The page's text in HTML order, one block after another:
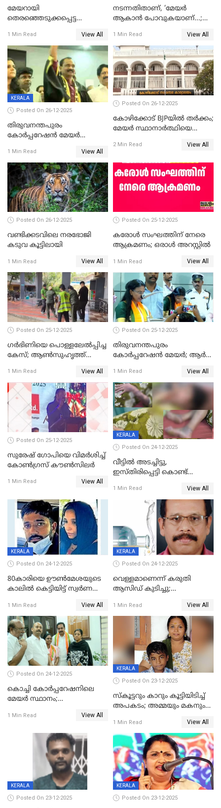
മേയറായി
തെരഞ്ഞെടുക്കപ്പെട്ട
ആദ്യ വോട്ട് അസാധു; കണ്ണൂർ
ഡെപ്യൂട്ടി മേയർ സ്ഥാനത്ത്
താഹിറിന് വിജയം
1 Min Read View All
നടന്നതിതാണ്, ‘മേയർ
ആകാൻ പോവുകയാണ്...;
മുഖ്യമന്ത്രിയുടെ ഓഫീസ്
തന്നെ വിശദീകരിയ്ക്കുന്നു;
സത്യമിതാണ്
1 Min Read View All
KERALA
Posted On 26-12-2025
തിരുവനന്തപുരം
കോര്‍പ്പറേഷന്‍ മേയര്‍
ഹൈക്കോടതിയിലേക്ക്;
സത്യപ്രതിജ്ഞ ചടങ്ങില്‍
ചട്ടലംഘനമെന്ന് പാർട്ടി
1 Min Read View All
Posted On 26-12-2025
കോഴിക്കോട് BJPയിൽ തർക്കം;
മേയർ സ്ഥാനാർത്ഥിയെ
2 Min Read View All
Posted On 26-12-2025
വണ്ടിക്കടവിലെ നരഭോജി
കടുവ കൂട്ടിലായി
1 Min Read View All
Posted On 25-12-2025
കരോള്‍ സംഘത്തിന് നേരെ
ആക്രമണം; ഒരാള്‍ അറസ്റ്റില്‍
1 Min Read View All
Posted On 25-12-2025
ഗര്‍ഭിണിയെ പൊള്ളലേല്‍പ്പിച്ച
കേസ്; ആണ്‍സുഹൃത്ത്
1 Min Read View All
Posted On 25-12-2025
തിരുവനന്തപുരം
കോര്‍പ്പറേഷന്‍ മേയർ; ആര്‍
1 Min Read View All
Posted On 25-12-2025
സുരേഷ് ഗോപിയെ വിമര്‍ശിച്ച്
കോണ്‍ഗ്രസ് കൗണ്‍സിലര്‍
1 Min Read View All
KERALA
Posted On 24-12-2025
വീട്ടിൽ അടച്ചിട്ടു,
ഇസ്തിരിപ്പെട്ടി കൊണ്ട്
ഗർഭിണിയായ യുവതിക്ക് ക്രൂര
1 Min Read View All
KERALA
Posted On 24-12-2025
80കാരിയെ ഊൺമേശയുടെ
കാലിൽ കെട്ടിയിട്ട് സ്വർണവും
കൊച്ചുമകനും സുഹൃത്തും
അറസ്റ്റിൽ
1 Min Read View All
KERALA
Posted On 24-12-2025
വെള്ളമാണെന്ന് കരുതി
ആസിഡ് കുടിച്ചു;
മരിച്ചു
1 Min Read View All
Posted On 24-12-2025
കൊച്ചി കോര്‍പ്പറേഷനിലെ
മേയര്‍ സ്ഥാനം;
രൂക്ഷം
1 Min Read View All
KERALA
Posted On 23-12-2025
സ്കൂട്ടറും കാറും കൂട്ടിയിടിച്ച്
അപകടം; അമ്മയും മകനും
ഗുരുതരാവസ്ഥയിൽ
1 Min Read View All
KERALA
Posted On 23-12-2025
KERALA
Posted On 23-12-2025